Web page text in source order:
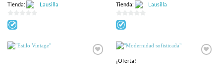
Tienda: Lausilla
0
de
Tienda: Lausilla
0
de
¡Oferta!